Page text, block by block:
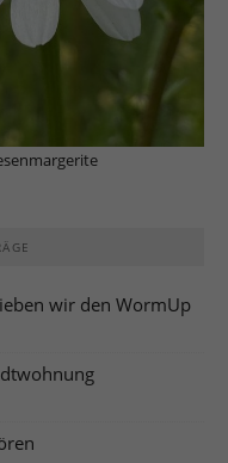
wir den WormUp